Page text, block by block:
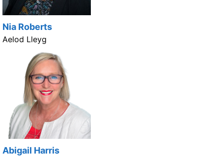
Nia Roberts
Aelod Lleyg
Abigail Harris